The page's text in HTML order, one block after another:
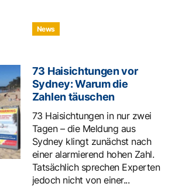
News
73 Haisichtungen vor
Sydney: Warum die
Zahlen täuschen
73 Haisichtungen in nur zwei
Tagen – die Meldung aus
Sydney klingt zunächst nach
einer alarmierend hohen Zahl.
Tatsächlich sprechen Experten
jedoch nicht von einer...